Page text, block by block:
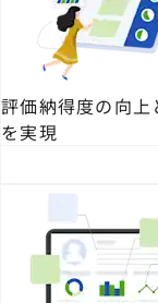
評価納得度の向
を実現